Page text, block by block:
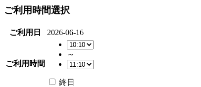
ご利用時間選択
ご利用日 2026-06-16
ご利用時間
～
終日